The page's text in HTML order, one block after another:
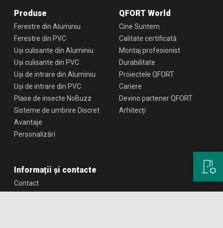
Produse
Ferestre din Aluminiu
Ferestre din PVC
Uși culisante din Aluminiu
Uși culisante din PVC
Uși de intrare din Aluminiu
Uși de intrare din PVC
Plase de insecte NoBuzz
Sisteme de umbrire Discret
Avantaje
Personalizări
QFORT World
Cine Suntem
Calitate certificată
Montaj profesionist
Durabilitate
Proiectele QFORT
Cariere
Devino partener QFORT
Arhitecți
Informații și contacte
Contact